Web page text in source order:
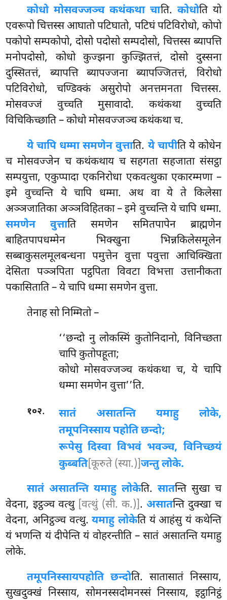
कोधो मोसवज्जञ्च कथंकथा चाति. कोधोति यो
एवरूपो चित्तस्स आघातो पटिघातो, पटिघं पटिविरोधो, कोपो
पकोपो सम्पकोपो, दोसो पदोसो सम्पदोसो, चित्तस्स ब्यापत्ति
मनोपदोसो, कोधो कुज्झना कुज्झितत्तं, दोसो दुस्सना
दुस्सितत्तं, ब्यापत्ति ब्यापज्जना ब्यापज्जितत्तं, विरोधो
पटिविरोधो, चण्डिक्कं असुरोपो अनत्तमनता चित्तस्स.
मोसवज्जं वुच्चति मुसावादो. कथंकथा वुच्चति
विचिकिच्छाति – कोधो मोसवज्जञ्च कथंकथा च.
ये चापि धम्मा समणेन वुत्ताति. ये चापीति ये कोधेन
च मोसवज्जेन च कथंकथाय च सहगता सहजाता संसट्ठा
सम्पयुत्ता, एकुप्पादा एकनिरोधा एकवत्थुका एकारम्मणा –
इमे वुच्चन्ति ये चापि धम्मा. अथ वा ये ते किलेसा
अञ्ञजातिका अञ्ञविहितका – इमे वुच्चन्ति ये चापि धम्मा.
समणेन वुत्ताति समणेन समितपापेन ब्राह्मणेन
बाहितपापधम्मेन भिक्खुना भिन्नकिलेसमूलेन
सब्बाकुसलमूलबन्धना पमुत्तेन वुत्ता पवुत्ता आचिक्खिता
देसिता पञ्ञपिता पट्ठपिता विवटा विभत्ता उत्तानीकता
पकासिताति – ये चापि धम्मा समणेन वुत्ता.
तेनाह सो निम्मितो –
‘‘छन्दो नु लोकस्मिं कुतोनिदानो, विनिच्छता
चापि कुतोपहूता;
कोधो मोसवज्जञ्च कथंकथा च, ये चापि
धम्मा समणेन वुत्ता’’ति.
१०२.
सातं असातन्ति यमाहु लोके,
तमूपनिस्साय पहोति छन्दो;
रूपेसु दिस्वा विभवं भवञ्च, विनिच्छयं
कुब्बति[कूरुते (स्या.)] जन्तु लोके.
सातं असातन्ति यमाहु लोकेति. सातन्ति सुखा च
वेदना, इट्ठञ्च वत्थु [वत्थुं (सी. क.)].असातन्ति दुक्खा च
वेदना, अनिट्ठञ्च वत्थु.यमाहु लोकेति यं आहंसु यं कथेन्ति
यं भणन्ति यं दीपेन्ति यं वोहरन्तीति – सातं असातन्ति यमाहु
लोके.
तमूपनिस्सायपहोति छन्दोति. सातासातं निस्साय,
सुखदुक्खं निस्साय, सोमनस्सदोमनस्सं निस्साय, इट्ठानिट्ठं